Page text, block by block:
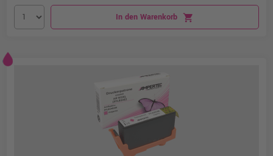
In den Warenkorb shopping_cart